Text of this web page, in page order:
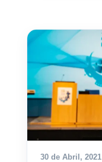
30 de Abril, 2021